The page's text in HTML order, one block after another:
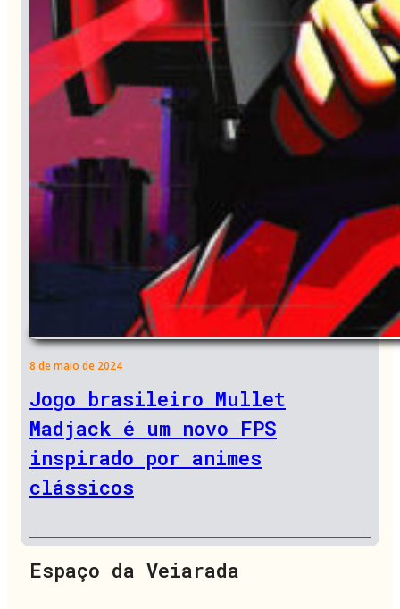
8 de maio de 2024
Jogo brasileiro Mullet
Madjack é um novo FPS
inspirado por animes
clássicos
Espaço da Veiarada